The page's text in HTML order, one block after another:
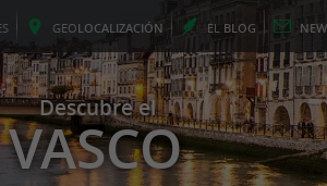
GEOLOCALIZACIÓN EL BLOG
Descubre el